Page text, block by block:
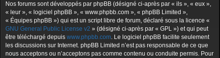
Nos forums sont développés par phpBB (désigné ci-après par « ils », « eux »,
« leur », « logiciel phpBB », « www.phpbb.com », « phpBB Limited »,
« Équipes phpBB ») qui est un script libre de forum, déclaré sous la licence «
GNU General Public License v2 » (désigné ci-après par « GPL ») et qui peut
être téléchargé depuis www.phpbb.com. Le logiciel phpBB facilite seulement
les discussions sur Internet. phpBB Limited n’est pas responsable de ce que
nous acceptons ou n’acceptons pas comme contenu ou conduite permis. Pour